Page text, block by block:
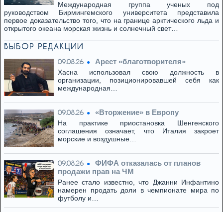
Международная группа ученых под
руководством Бирмингемского университета представила
первое доказательство того, что на границе арктического льда и
открытого океана морская жизнь и солнечный свет…
ВЫБОР РЕДАКЦИИ
09.08.26 Арест «благотворителя»
Хасна использовал свою должность в
организации, позиционировавшей себя как
международная…
09.08.26 «Вторжение» в Европу
На практике приостановка Шенгенского
соглашения означает, что Италия закроет
морские и воздушные…
09.08.26
ФИФА отказалась от планов
продажи прав на ЧМ
Ранее стало известно, что Джанни Инфантино
намерен продать доли в чемпионате мира по
футболу и…